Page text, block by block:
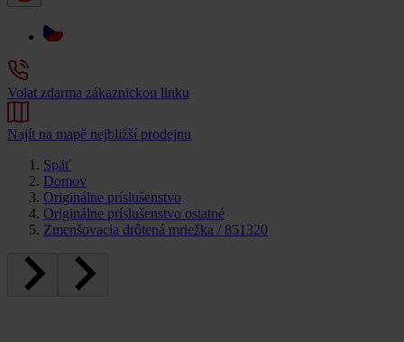
Volat zdarma zákaznickou linku
Najít na mapě nejbližší prodejnu
Späť
Domov
Originálne príslušenstvo
Originálne príslušenstvo ostatné
Zmenšovacia drôtená mriežka / 851320